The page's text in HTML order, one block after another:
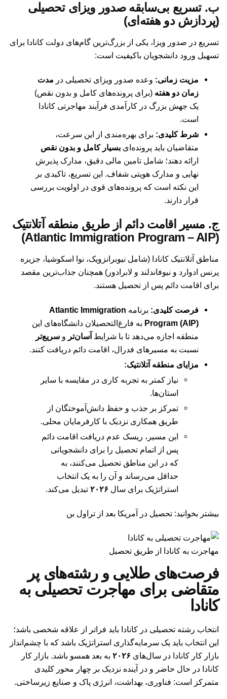
ب. تسریع بی‌سابقه صدور ویزای تحصیلی
(پردازش دو هفته‌ای)
تسریع در صدور ویزا، یکی از بزرگ‌ترین گام‌های دولت کانادا برای
تسهیل ورود دانشجویان باکیفیت است:
مزیت زمانی: وعده صدور ویزای تحصیلی در مدت
زمان دو هفته (برای پرونده‌های کامل و بدون نقص)
یک جهش بزرگ در کارآمدی فرآیند مهاجرتی کانادا
است.
شرط کلیدی: برای بهره‌مندی از این سرعت،
متقاضیان باید پرونده‌ای بسیار کامل و بدون نقص
ارائه دهند؛ شامل تامین مالی دقیق، مدارک پذیرش
نهایی و مدارک هویتی شفاف. این تسریع، تاکیدی بر
این نکته است که پرونده‌های قوی در اولویت بررسی
قرار دارند.
ج. مسیر اقامت دائم از طریق منطقه آتلانتیک
(Atlantic Immigration Program – AIP)
مناطق آتلانتیک کانادا (شامل نیوبرانزویک، نوا اسکوشیا، جزیره
پرنس ادوارد و نیوفاندلند و لابرادور) همچنان جذاب‌ترین مقصد
برای اقامت دائم پس از تحصیل هستند.
فرصت کلیدی: برنامه Atlantic Immigration
Program (AIP) به فارغ‌التحصیلان دانشگاه‌های این
منطقه اجازه می‌دهد تا با شرایط آسان‌تر و سریع‌تر
نسبت به مسیرهای فدرال، اقامت دائم دریافت کنند.
مزایای منطقه آتلانتیک:
نیاز کمتر به تجربه کاری در مقایسه با سایر
استان‌ها.
تمرکز بر جذب و حفظ دانش‌آموختگان از
طریق همکاری نزدیک با کارفرمایان محلی.
این مسیر، ریسک عدم دریافت اقامت دائم
پس از اتمام تحصیل را برای دانشجویانی
که در این مناطق تحصیل می‌کنند، به
حداقل می‌رساند و آن را به یک انتخاب
استراتژیک برای سال ۲۰۲۶ تبدیل می‌کند.
بیشتر بخوانید: تحصیل در آمریکا بعد از تراول بن
مهاجرت به کانادا از طریق تحصیل
فرصت‌های طلایی و رشته‌های پر
متقاضی برای مهاجرت تحصیلی به
کانادا
انتخاب رشته تحصیلی در کانادا باید فراتر از علاقه شخصی باشد؛
این انتخاب باید یک سرمایه‌گذاری استراتژیک باشد که با چشم‌انداز
بازار کار کانادا در سال‌های ۲۰۲۶ به بعد همسو باشد. بازار کار
کانادا در حال حاضر و در آینده نزدیک بر چهار محور کلیدی
متمرکز است: فناوری، بهداشت، انرژی پاک و صنایع زیرساختی.